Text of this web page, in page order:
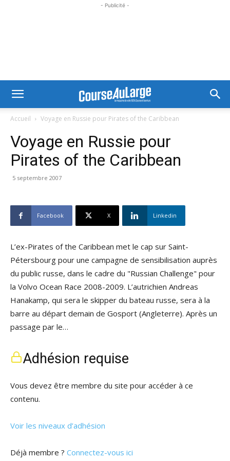
- Publicité -
Accueil Voyage en Russie pour Pirates of the Caribbean
Voyage en Russie pour
Pirates of the Caribbean
5 septembre 2007
Facebook X Linkedin
L’ex-Pirates of the Caribbean met le cap sur Saint-
Pétersbourg pour une campagne de sensibilisation auprès
du public russe, dans le cadre du "Russian Challenge" pour
la Volvo Ocean Race 2008-2009. L’autrichien Andreas
Hanakamp, qui sera le skipper du bateau russe, sera à la
barre au départ demain de Gosport (Angleterre). Après un
passage par le…
Adhésion requise
Vous devez être membre du site pour accéder à ce
contenu.
Voir les niveaux d’adhésion
Déjà membre ? Connectez-vous ici